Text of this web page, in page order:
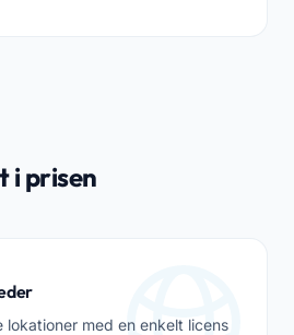
i prisen
lokationer med en enkelt licens